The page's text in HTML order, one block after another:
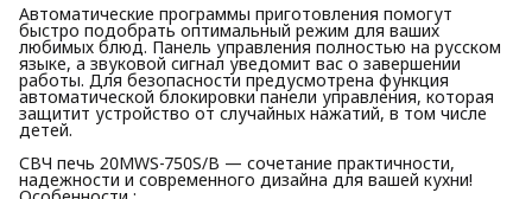
Автоматические программы приготовления помогут
быстро подобрать оптимальный режим для ваших
любимых блюд. Панель управления полностью на русском
языке, а звуковой сигнал уведомит вас о завершении
работы. Для безопасности предусмотрена функция
автоматической блокировки панели управления, которая
защитит устройство от случайных нажатий, в том числе
детей.
СВЧ печь 20MWS-750S/B — сочетание практичности,
надежности и современного дизайна для вашей кухни!